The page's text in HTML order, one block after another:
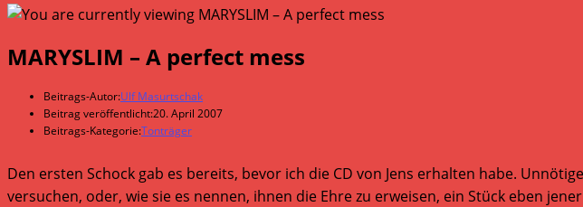
MARYSLIM – A perfect mess
Beitrags-Autor:Ulf Masurtschak
Beitrag veröffentlicht:20. April 2007
Beitrags-Kategorie:Tonträger
Den ersten Schock gab es bereits, bevor ich die CD von Jens erhalten habe.
versuchen, oder, wie sie es nennen, ihnen die Ehre zu erweisen, ein Stück eben